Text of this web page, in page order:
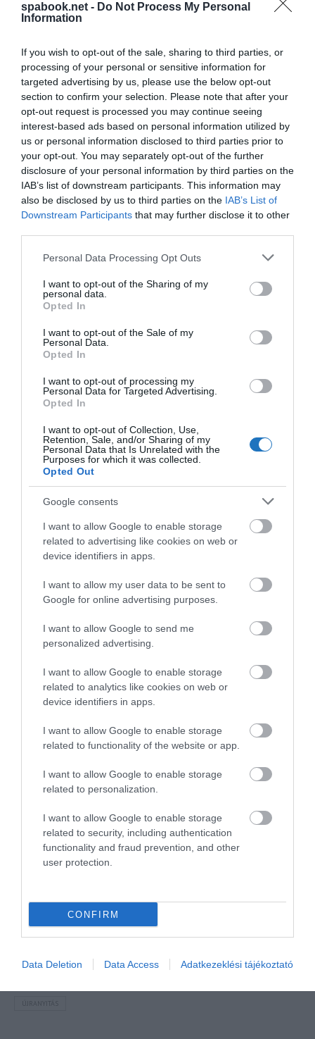
spabook.net - Do Not Process My Personal
Information
If you wish to opt-out of the sale, sharing to third parties, or
processing of your personal or sensitive information for
targeted advertising by us, please use the below opt-out
section to confirm your selection. Please note that after your
opt-out request is processed you may continue seeing
interest-based ads based on personal information utilized by
us or personal information disclosed to third parties prior to
your opt-out. You may separately opt-out of the further
disclosure of your personal information by third parties on the
IAB’s list of downstream participants. This information may
also be disclosed by us to third parties on the IAB’s List of
Downstream Participants that may further disclose it to other
Please note that this website/app uses one or more Google
not limited to your visit or usage behaviour. You may click to
grant or deny consent to Google and its third-party tags to
use your data for below specified purposes in below Google
consent section.
Personal Data Processing Opt Outs
I want to opt-out of the Sharing of my
personal data.
Opted In
I want to opt-out of the Sale of my
Personal Data.
Opted In
I want to opt-out of processing my
Personal Data for Targeted Advertising.
Opted In
I want to opt-out of Collection, Use,
Retention, Sale, and/or Sharing of my
Personal Data that Is Unrelated with the
Purposes for which it was collected.
Opted Out
Google consents
I want to allow Google to enable storage
related to advertising like cookies on web or
device identifiers in apps.
I want to allow my user data to be sent to
Google for online advertising purposes.
I want to allow Google to send me
personalized advertising.
I want to allow Google to enable storage
related to analytics like cookies on web or
device identifiers in apps.
I want to allow Google to enable storage
related to functionality of the website or app.
I want to allow Google to enable storage
related to personalization.
I want to allow Google to enable storage
related to security, including authentication
functionality and fraud prevention, and other
user protection.
CONFIRM
Data Deletion Data Access Adatkezeklési tájékoztató
FENNTARTHATÓSÁG ÉLMÉNYALAPON, ÚJABB
DÍJAT KAPOTT A HOTEL PALOTA LILLAFÜRED
írtaPolisor Bettina
A lillafüredi Palotaszálló„Re:Palota – Értékek
körforgása”tematikus akcióhete a 17. Európai
Hulladékcsökkentési Hét hazai versenyén
aGazdálkodó és ipari szervezetkategória2.
helyezését érte el– értesült róla a Spabook.net
OLVASS TOVÁBB
HETI BÖLCSESSÉG
"Az ember, aki a tengert nézi, szerelemtől
sújtott gyerek." Jean-Michel Maulpoix
KÖZÖSSÉGÜNK TÉGED IS VÁR!
NÉZZ KÖRBE TÉMÁK SZERINT!
AIRBNB AJÁNLÓ AUSZTRIA
BOOKING BUDAPEST BUDAPEST AIRPORT EMIRATES
GYÓGYFÜRDŐ
KARANTÉN
OLASZORSZÁG
TERMÁL
ÚJRANYITÁS